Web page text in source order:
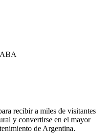
recibir a miles de visitantes
y convertirse en el mayor
de Argentina.